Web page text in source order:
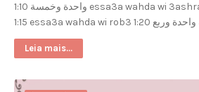
واحدة وخمسة 1:10 essa3a wahda wi 3ashra الساعة واحدة وعشرة
Leia mais...